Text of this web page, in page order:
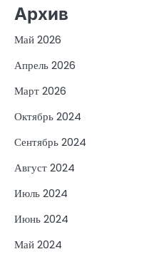
Архив
Май 2026
Апрель 2026
Март 2026
Октябрь 2024
Сентябрь 2024
Август 2024
Июль 2024
Июнь 2024
Май 2024